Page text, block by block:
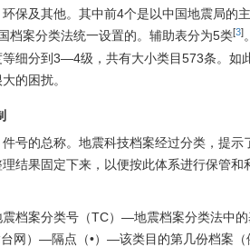
保及其他。其中前4个是以中国地震局的
档案分类法统一设置的。辅助表分为5类[3]
细分到3—4级，共有大小类目573条。如
的困扰。
号的总称。地震科技档案经过分类，提示
结果固定下来，以便按此体系进行保管
档案分类号（TC）—地震档案分类法中
台网）—隔点（•）—该类目的第几份档案